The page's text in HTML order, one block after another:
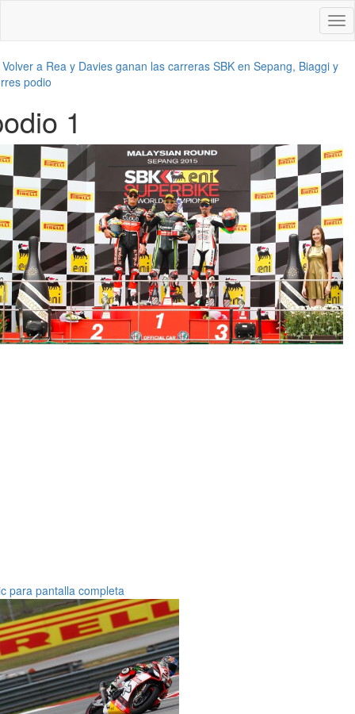
Volver a Rea y Davies ganan las carreras SBK en Sepang, Biaggi y
podio
1
para pantalla completa